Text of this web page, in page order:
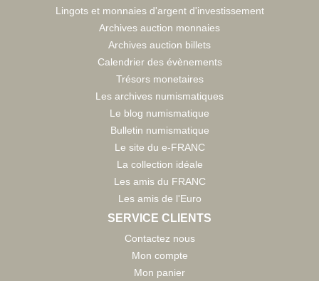
Lingots et monnaies d'argent d'investissement
Archives auction monnaies
Archives auction billets
Calendrier des évènements
Trésors monetaires
Les archives numismatiques
Le blog numismatique
Bulletin numismatique
Le site du e-FRANC
La collection idéale
Les amis du FRANC
Les amis de l'Euro
SERVICE CLIENTS
Contactez nous
Mon compte
Mon panier